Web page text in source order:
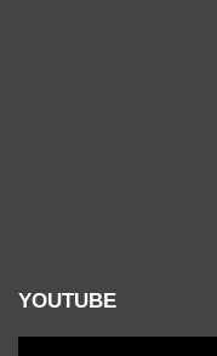
YOUTUBE